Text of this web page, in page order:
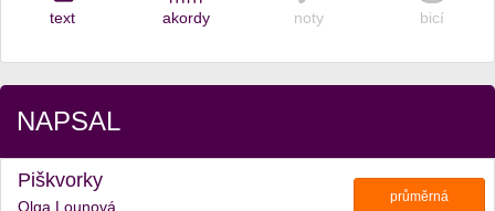
text akordy noty bicí
NAPSAL
Piškvorky
Olga Lounová
průměrná